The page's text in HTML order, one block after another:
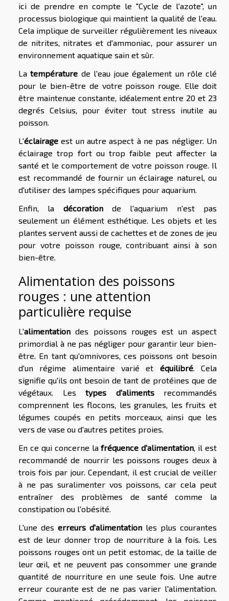
ici de prendre en compte le "Cycle de l'azote", un
processus biologique qui maintient la qualité de l'eau.
Cela implique de surveiller régulièrement les niveaux
de nitrites, nitrates et d'ammoniac, pour assurer un
environnement aquatique sain et sûr.
Latempérature de l'eau joue également un rôle clé
pour le bien-être de votre poisson rouge. Elle doit
être maintenue constante, idéalement entre 20 et 23
degrés Celsius, pour éviter tout stress inutile au
poisson.
L'éclairage est un autre aspect à ne pas négliger. Un
éclairage trop fort ou trop faible peut affecter la
santé et le comportement de votre poisson rouge. Il
est recommandé de fournir un éclairage naturel, ou
d'utiliser des lampes spécifiques pour aquarium.
Enfin, la décorationde l'aquarium n'est pas
seulement un élément esthétique. Les objets et les
plantes servent aussi de cachettes et de zones de jeu
pour votre poisson rouge, contribuant ainsi à son
bien-être.
Alimentation des poissons
rouges : une attention
particulière requise
L'alimentation des poissons rouges est un aspect
primordial à ne pas négliger pour garantir leur bien-
être. En tant qu'omnivores, ces poissons ont besoin
d'un régime alimentaire varié et équilibré. Cela
signifie qu'ils ont besoin de tant de protéines que de
végétaux. Les types d'alimentsrecommandés
comprennent les flocons, les granules, les fruits et
légumes coupés en petits morceaux, ainsi que les
vers de vase ou d'autres petites proies.
En ce qui concerne lafréquence d'alimentation , il est
recommandé de nourrir les poissons rouges deux à
trois fois par jour. Cependant, il est crucial de veiller
à ne pas suralimenter vos poissons, car cela peut
entraîner des problèmes de santé comme la
constipation ou l'obésité.
L'une des erreurs d'alimentation les plus courantes
est de leur donner trop de nourriture à la fois. Les
poissons rouges ont un petit estomac, de la taille de
leur œil, et ne peuvent pas consommer une grande
quantité de nourriture en une seule fois. Une autre
erreur courante est de ne pas varier l'alimentation.